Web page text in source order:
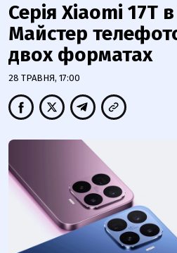
Серія Xiaomi 17T в
Майстер
двох форматах
28 ТРАВНЯ, 17:00